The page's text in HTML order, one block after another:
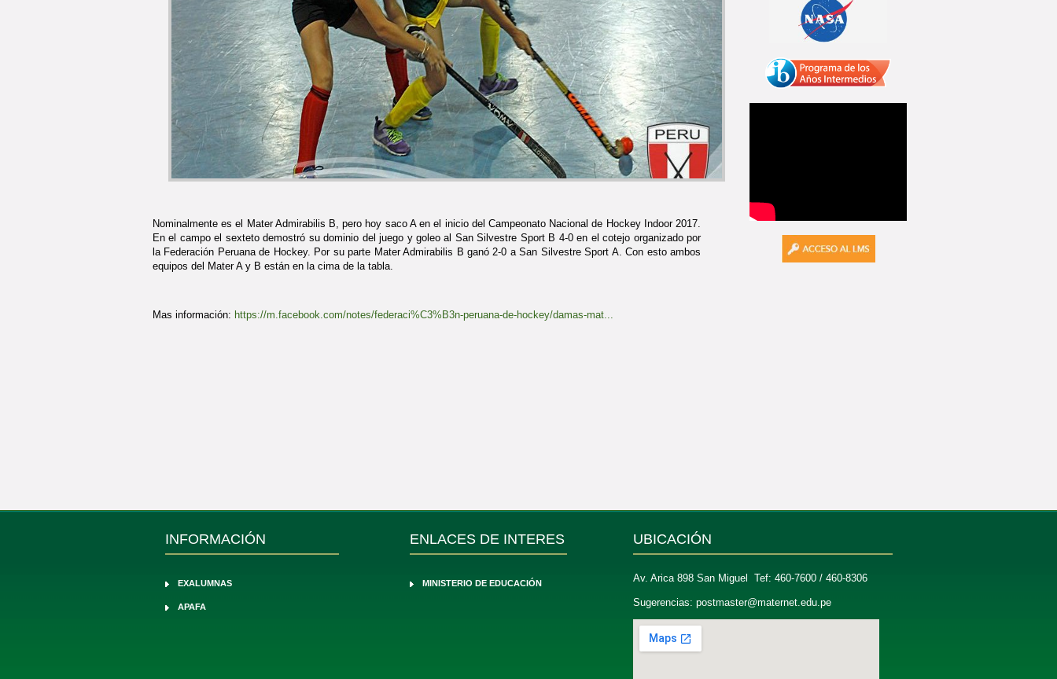
Nominalmente es el Mater Admirabilis B, pero hoy saco A en el inicio del Campeonato Nacional de Hockey Indoor 2017.
En el campo el sexteto demostró su dominio del juego y goleo al San Silvestre Sport B 4-0 en el cotejo organizado por
la Federación Peruana de Hockey. Por su parte Mater Admirabilis B ganó 2-0 a San Silvestre Sport A. Con esto ambos
equipos del Mater A y B están en la cima de la tabla.
Mas información: https://m.facebook.com/notes/federaci%C3%B3n-peruana-de-hockey/damas-mat...
INFORMACIÓN
EXALUMNAS
APAFA
ENLACES DE INTERES
MINISTERIO DE EDUCACIÓN
UBICACIÓN
Av. Arica 898 San Miguel Tef: 460-7600 / 460-8306
Sugerencias: postmaster@maternet.edu.pe